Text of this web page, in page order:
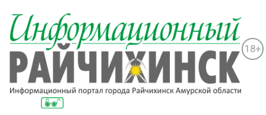
18+